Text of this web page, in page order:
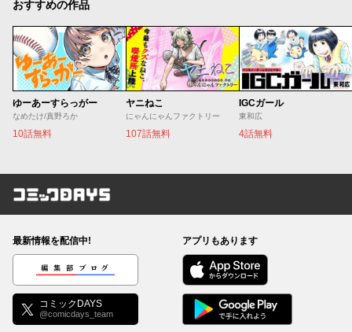
おすすめの作品
ゆーあーすらっがー
なめたけ/真野ろか
10話無料
ヤニねこ
にゃんにゃんファクトリー
107話無料
IGCガール
東和広
4話無料
コミックDAYS
最新情報を配信中!
編集部ブログ
コミックDAYS
@comicdays_team
アプリもあります